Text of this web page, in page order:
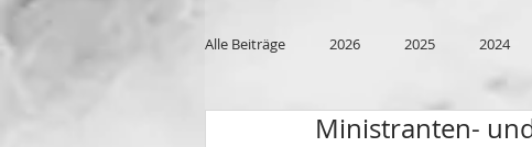
Alle Beiträge 2026 2025 2024
Ministranten-